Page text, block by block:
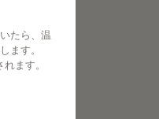
たら、温
ます。
ます。